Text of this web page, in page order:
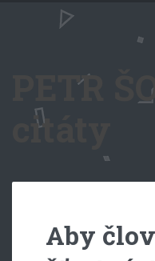
PETR
citáty
Aby